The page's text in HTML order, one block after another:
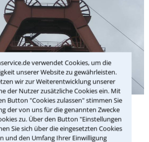
verwendet Cookies, um die
unserer Website zu gewährleisten.
wir zur Weiterentwicklung unserer
der Nutzer zusätzliche Cookies ein. Mit
Button "Cookies zulassen" stimmen Sie
der von uns für die genannten Zwecke
zu. Über den Button "Einstellungen
Sie sich über die eingesetzten Cookies
und den Umfang Ihrer Einwilligung
Westfalen hat ca. 600.000
im Zentrum des Ruhrgebiets.